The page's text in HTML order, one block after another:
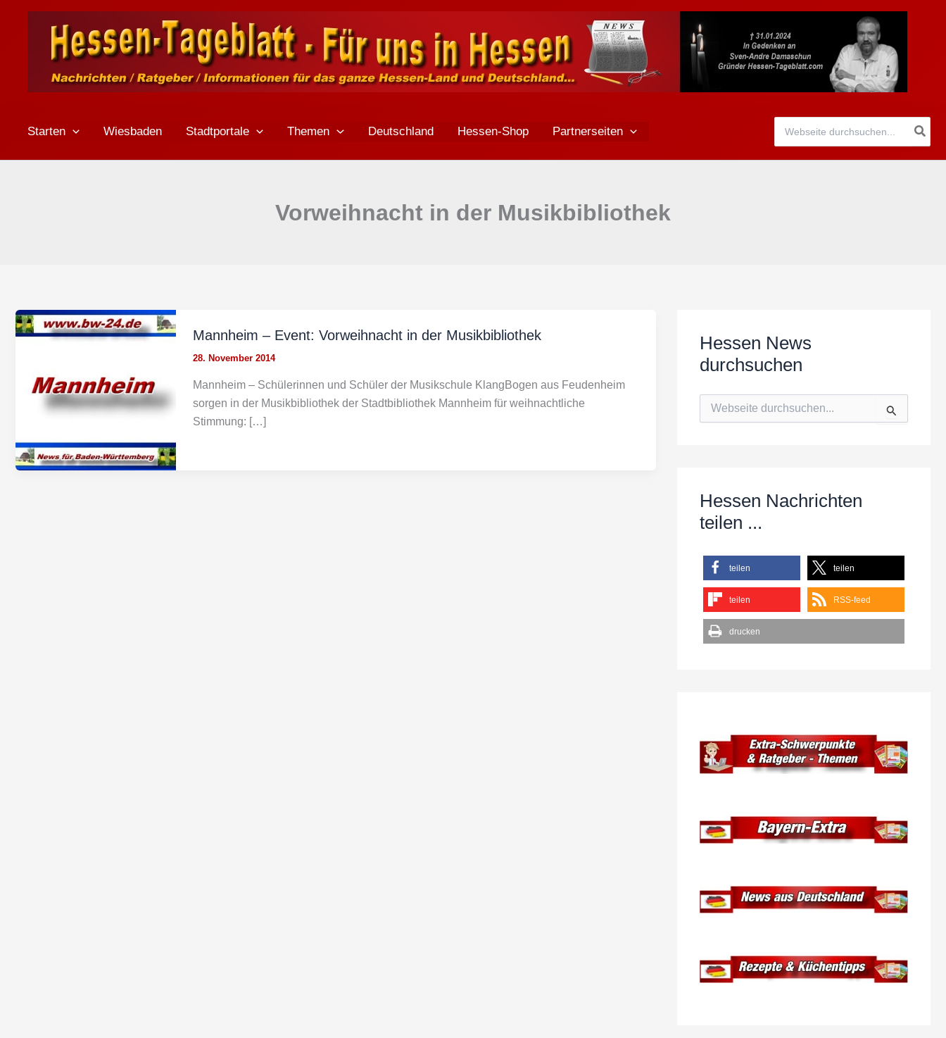
Starten Wiesbaden Stadtportale Themen Deutschland Hessen-Shop Partnerseiten
for:
Vorweihnacht in der Musikbibliothek
Mannheim – Event: Vorweihnacht in der Musikbibliothek
28. November 2014
Mannheim – Schülerinnen und Schüler der Musikschule KlangBogen aus Feudenheim
sorgen in der Musikbibliothek der Stadtbibliothek Mannheim für weihnachtliche
Stimmung: […]
Hessen News
durchsuchen
a
h
Hessen Nachrichten
teilen ...
teilen teilen
teilen RSS-feed
drucken